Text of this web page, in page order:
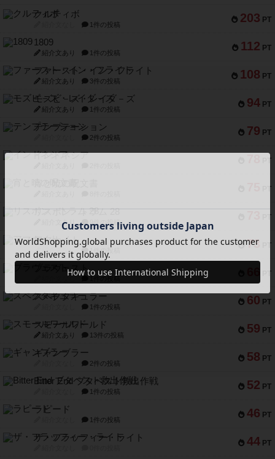
203 PT
クルティボ
1件の投稿
112 PT
1809
紹介文あり 1件の投稿
108 PT
ファースト・イン・フライト
紹介文あり 3件の投稿
94 PT
モズビ－ズ・レイダ－ズ
紹介文あり 1件の投稿
79 PT
テンプテーション
2件の投稿
PT
インドネシア
PT
PT
リスボン・トラム 28
紹介文あり 9件の投稿
73 PT
アマナイト
紹介文なし 1件の投稿
PT
ブラヴェスト
60 PT
スペクタキュラー
1件の投稿
59 PT
スモールワールド
紹介文あり 13件の投稿
58 PT
ギャンブラー
2件の投稿
52 PT
Bitter End ブタペスト救出作戦
1件の投稿
46 PT
ラピード
1件の投稿
44 PT
ザ・フラッフィー・ライト